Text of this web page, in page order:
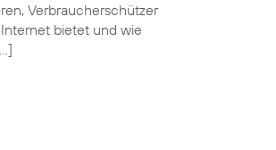
Verbraucherschützer
bietet und wie